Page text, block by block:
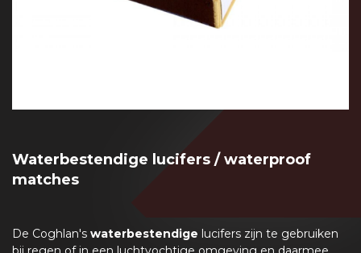
Waterbestendige lucifers / waterproof
matches
De Coghlan's waterbestendige lucifers zijn te gebruiken